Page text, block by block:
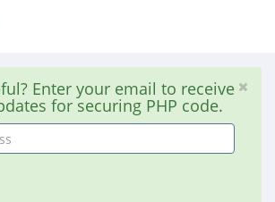
Enter your email to receive
for securing PHP code.